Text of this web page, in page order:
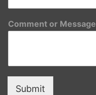
Comment or Message
Submit